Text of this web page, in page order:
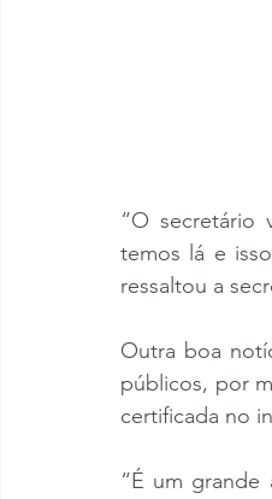
“O secretário
temos lá e
ressaltou a
Outra boa
públicos, por
certificada no
“É um grande